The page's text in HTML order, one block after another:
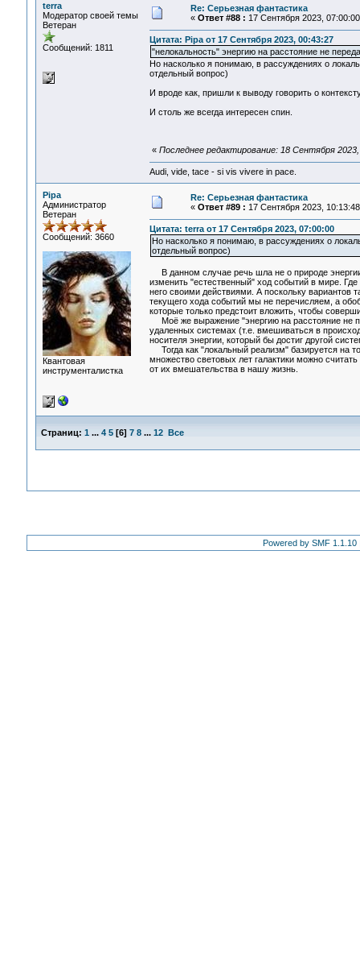
terra
Модератор своей темы
Ветеран
Сообщений: 1811
Re: Серьезная фантастика
« Ответ #88 : 17 Сентября 2023,
Цитата: Pipa от 17 Сентября 2023, 00:43:27
"нелокальность" энергию на расстояние не
Но насколько я понимаю, в рассуждениях о
отдельный вопрос)
И вроде как, пришли к выводу говорить о
И столь же всегда интересен спин.
« Последнее редактирование: 18 Сентября
Audi, vide, tace - si vis vivere in pace.
Pipa
Администратор
Ветеран
Сообщений: 3660
Квантовая
инструменталистка
Re: Серьезная фантастика
« Ответ #89 : 17 Сентября 2023,
Цитата: terra от 17 Сентября 2023, 07:00:00
Но насколько я понимаю, в рассуждениях о
отдельный вопрос)
В данном случае речь шла не о природе
изменить "естественный" ход событий в мире.
него своими действиями. А поскольку вариантов
текущего хода событий мы не перечисляем, а
которые только предстоит вложить, чтобы
Моё же выражение "энергию на расстояние не
удаленных системах (т.е. вмешиваться в
носителя энергии, который бы достиг другой
Тогда как "локальный реализм" базируется на
множество световых лет галактики можно
от их вмешательства в нашу жизнь.
Страниц: 1 ... 4 5[6] 7 8 ... 12 Все
Powered by SMF 1.1.10